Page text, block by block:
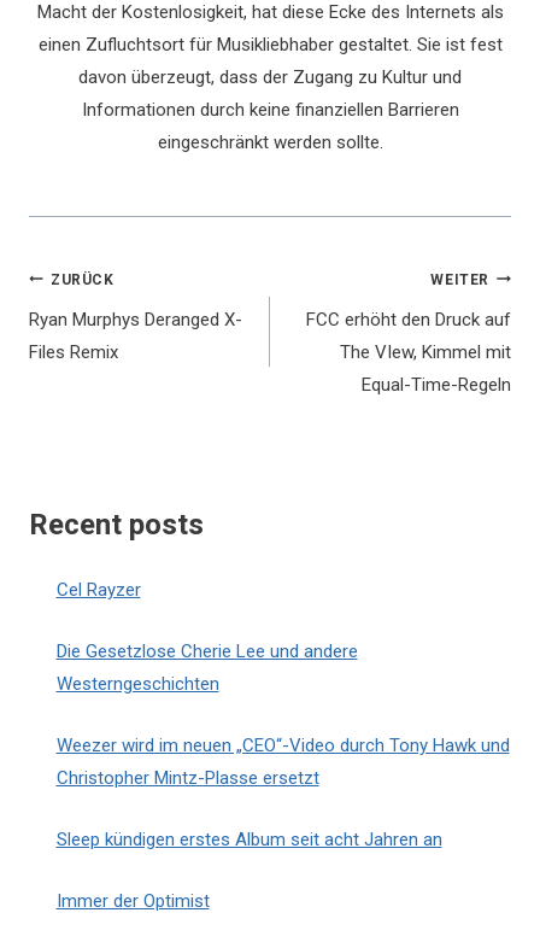
Macht der Kostenlosigkeit, hat diese Ecke des Internets als
einen Zufluchtsort für Musikliebhaber gestaltet. Sie ist fest
davon überzeugt, dass der Zugang zu Kultur und
Informationen durch keine finanziellen Barrieren
eingeschränkt werden sollte.
Beitragsnavigation
ZURÜCK
Ryan Murphys Deranged X-
Files Remix
WEITER
FCC erhöht den Druck auf
The VIew, Kimmel mit
Equal-Time-Regeln
Recent posts
Cel Rayzer
Die Gesetzlose Cherie Lee und andere
Westerngeschichten
Weezer wird im neuen „CEO“-Video durch Tony Hawk und
Christopher Mintz-Plasse ersetzt
Sleep kündigen erstes Album seit acht Jahren an
Immer der Optimist